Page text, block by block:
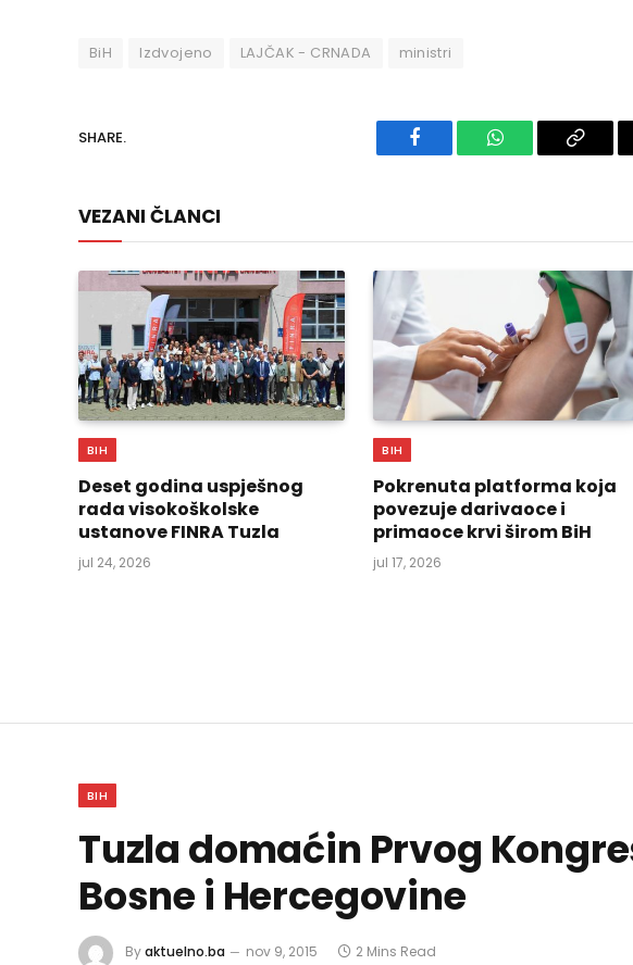
BiH Izdvojeno LAJČAK - CRNADA ministri
SHARE.
Facebook WhatsAppCopy
VEZANI ČLANCI
BIH
Deset godina uspješnog
rada visokoškolske
ustanove FINRA Tuzla
jul 24, 2026
BIH
Pokrenuta platforma koja
povezuje darivaoce i
primaoce krvi širom BiH
jul 17, 2026
BIH
Tuzla domaćin Prvog
Bosne i Hercegovine
Byaktuelno.ba nov 9, 2015 2 Mins Read